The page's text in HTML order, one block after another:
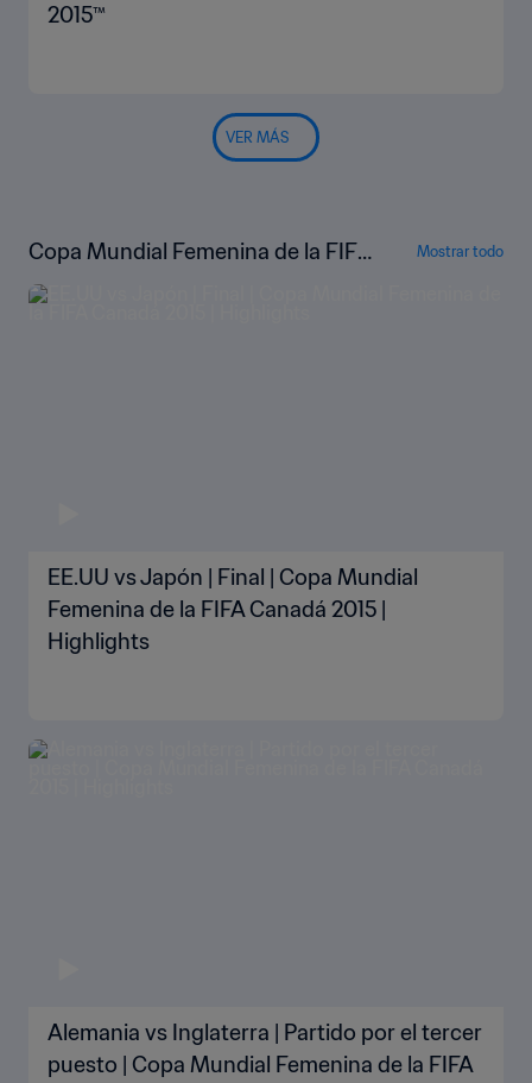
2015™
VER MÁS
Copa Mundial Femenina de la FIFA
Canadá 2015™ | Highlights
Mostrar todo
EE.UU vs Japón | Final | Copa Mundial
Femenina de la FIFA Canadá 2015 |
Highlights
Alemania vs Inglaterra | Partido por el tercer
puesto | Copa Mundial Femenina de la FIFA